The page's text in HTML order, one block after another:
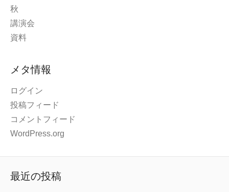
秋
講演会
資料
メタ情報
ログイン
投稿フィード
コメントフィード
WordPress.org
最近の投稿